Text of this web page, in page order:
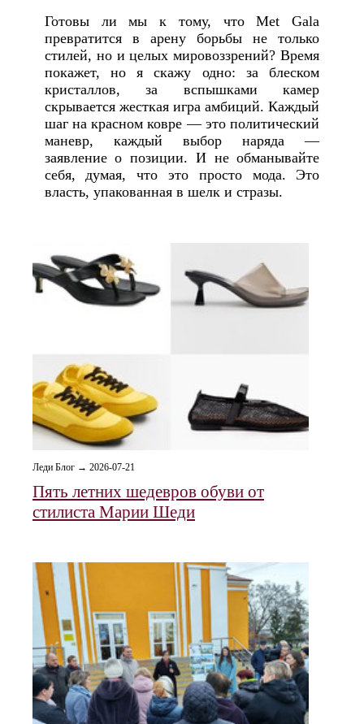
Готовы ли мы к тому, что Met Gala
превратится в арену борьбы не только
стилей, но и целых мировоззрений? Время
покажет, но я скажу одно: за блеском
кристаллов, за вспышками камер
скрывается жесткая игра амбиций. Каждый
шаг на красном ковре — это политический
маневр, каждый выбор наряда —
заявление о позиции. И не обманывайте
себя, думая, что это просто мода. Это
власть, упакованная в шелк и стразы.
Леди Блог → 2026-07-21
Пять летних шедевров обуви от
стилиста Марии Шеди